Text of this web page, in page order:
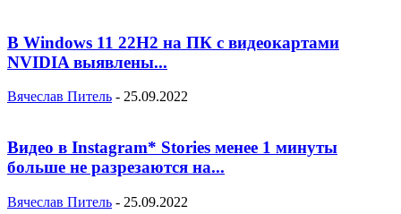
В Windows 11 22H2 на ПК с видеокартами
NVIDIA выявлены...
Вячеслав Питель - 25.09.2022
Видео в Instagram* Stories менее 1 минуты
больше не разрезаются на...
Вячеслав Питель - 25.09.2022